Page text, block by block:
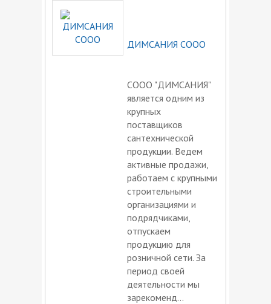
ДИМСАНИЯ СООО
СООО "ДИМСАНИЯ"
является одним из
крупных
поставщиков
сантехнической
продукции. Ведем
активные продажи,
работаем с крупными
строительными
организациями и
подрядчиками,
отпускаем
продукцию для
розничной сети. За
период своей
деятельности мы
зарекоменд...